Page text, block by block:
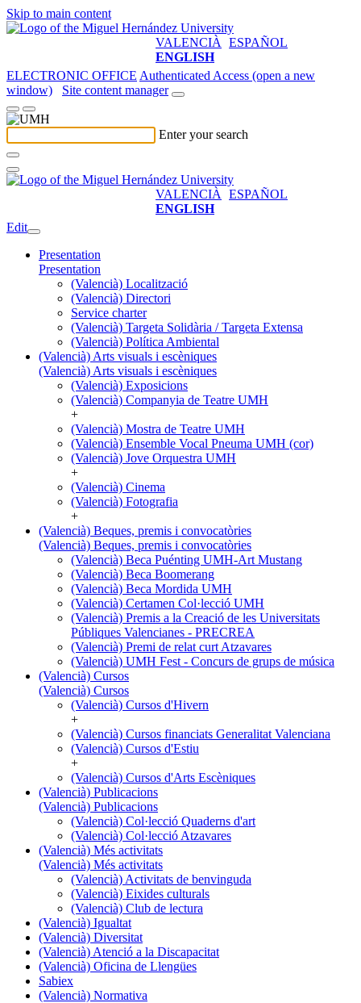
Skip to main content
VALENCIÀ
ESPAÑOL
ENGLISH
ELECTRONIC OFFICE Authenticated Access (open a new
window)
Site content manager
Enter your search
VALENCIÀ
ESPAÑOL
ENGLISH
Edit
Presentation
Presentation
(Valencià) Localització
(Valencià) Directori
Service charter
(Valencià) Targeta Solidària / Targeta Extensa
(Valencià) Política Ambiental
(Valencià) Arts visuals i escèniques
(Valencià) Arts visuals i escèniques
(Valencià) Exposicions
(Valencià) Companyia de Teatre UMH
+
(Valencià) Mostra de Teatre UMH
(Valencià) Ensemble Vocal Pneuma UMH (cor)
(Valencià) Jove Orquestra UMH
+
(Valencià) Cinema
(Valencià) Fotografia
+
(Valencià) Beques, premis i convocatòries
(Valencià) Beques, premis i convocatòries
(Valencià) Beca Puénting UMH-Art Mustang
(Valencià) Beca Boomerang
(Valencià) Beca Mordida UMH
(Valencià) Certamen Col·lecció UMH
(Valencià) Premis a la Creació de les Universitats
Públiques Valencianes - PRECREA
(Valencià) Premi de relat curt Atzavares
(Valencià) UMH Fest - Concurs de grups de música
(Valencià) Cursos
(Valencià) Cursos
(Valencià) Cursos d'Hivern
+
(Valencià) Cursos financiats Generalitat Valenciana
(Valencià) Cursos d'Estiu
+
(Valencià) Cursos d'Arts Escèniques
(Valencià) Publicacions
(Valencià) Publicacions
(Valencià) Col·lecció Quaderns d'art
(Valencià) Col·lecció Atzavares
(Valencià) Més activitats
(Valencià) Més activitats
(Valencià) Activitats de benvinguda
(Valencià) Eixides culturals
(Valencià) Club de lectura
(Valencià) Igualtat
(Valencià) Diversitat
(Valencià) Atenció a la Discapacitat
(Valencià) Oficina de Llengües
Sabiex
(Valencià) Normativa